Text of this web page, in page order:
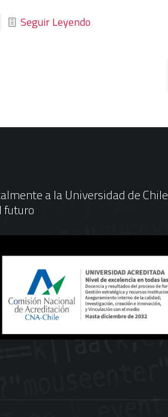
Seguir Leyendo
a la Universidad de Chile
futuro